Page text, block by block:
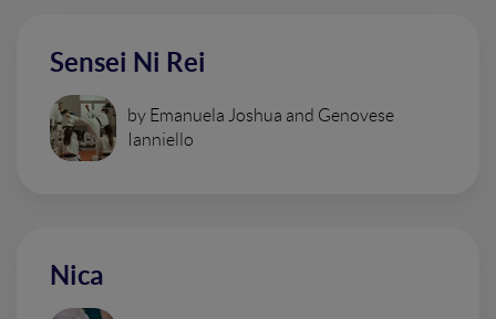
Sensei Ni Rei
by Emanuela Joshua and Genovese
Ianniello
Nica